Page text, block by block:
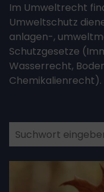
Im Umweltrecht
Umweltschutz
anlagen-,
Schutzgesetze
Wasserrecht,
Chemikalienrecht).